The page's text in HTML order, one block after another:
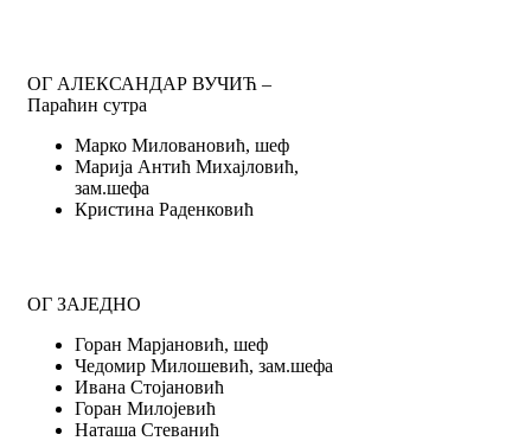
ОГ АЛЕКСАНДАР ВУЧИЋ –
Параћин сутра
Maрко Миловановић, шеф
Марија Антић Михајловић,
зам.шефа
Кристина Раденковић
ОГ ЗАЈЕДНО
Горан Марјановић, шеф
Чедомир Милошевић, зам.шефа
Ивана Стојановић
Горан Милојевић
Наташа Стеванић